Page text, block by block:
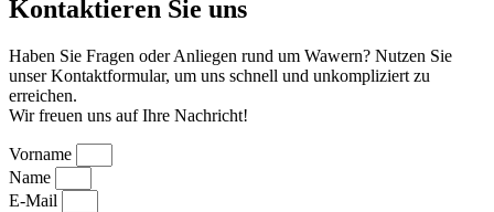
Kontaktieren Sie uns
Haben Sie Fragen oder Anliegen rund um Wawern? Nutzen Sie
unser Kontaktformular, um uns schnell und unkompliziert zu
erreichen.
Wir freuen uns auf Ihre Nachricht!
Vorname
Name
E-Mail